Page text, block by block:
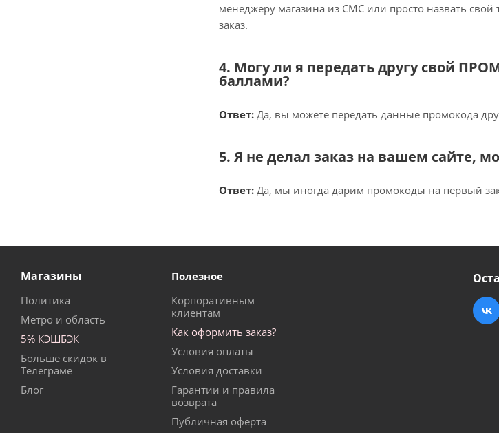
менеджеру магазина из СМС или просто назвать
заказ.
4. Могу ли я передать другу свой
баллами?
Ответ: Да, вы можете передать данные промокода
5. Я не делал заказ на вашем сайте,
Ответ: Да, мы иногда дарим промокоды на первый
Магазины
Политика
Метро и область
5% КЭШБЭК
Больше скидок в
Телеграме
Блог
Полезное
Корпоративным
клиентам
Как оформить заказ?
Условия оплаты
Условия доставки
Гарантии и правила
возврата
Публичная оферта